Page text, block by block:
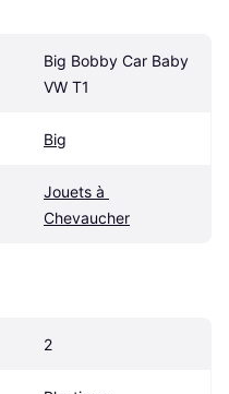
Big Bobby Car Baby
VW T1
Big
Jouets à
Chevaucher
2